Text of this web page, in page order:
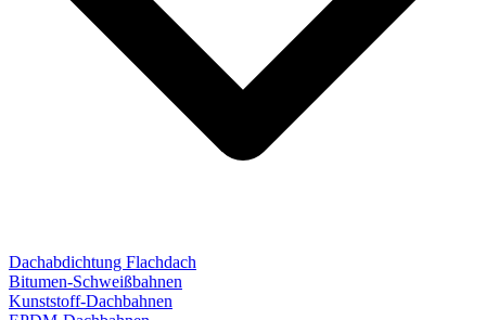
Dachabdichtung Flachdach
Bitumen-Schweißbahnen
Kunststoff-Dachbahnen